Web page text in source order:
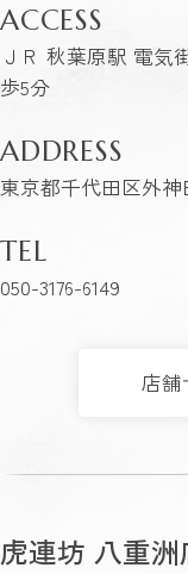
ACCESS
ＪＲ 秋葉原駅 電気
歩5分
ADDRESS
東京都千代田区外神
TEL
050-3176-6149
店舗
虎連坊 八重洲